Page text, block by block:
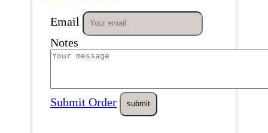
Email
Notes
Submit Order